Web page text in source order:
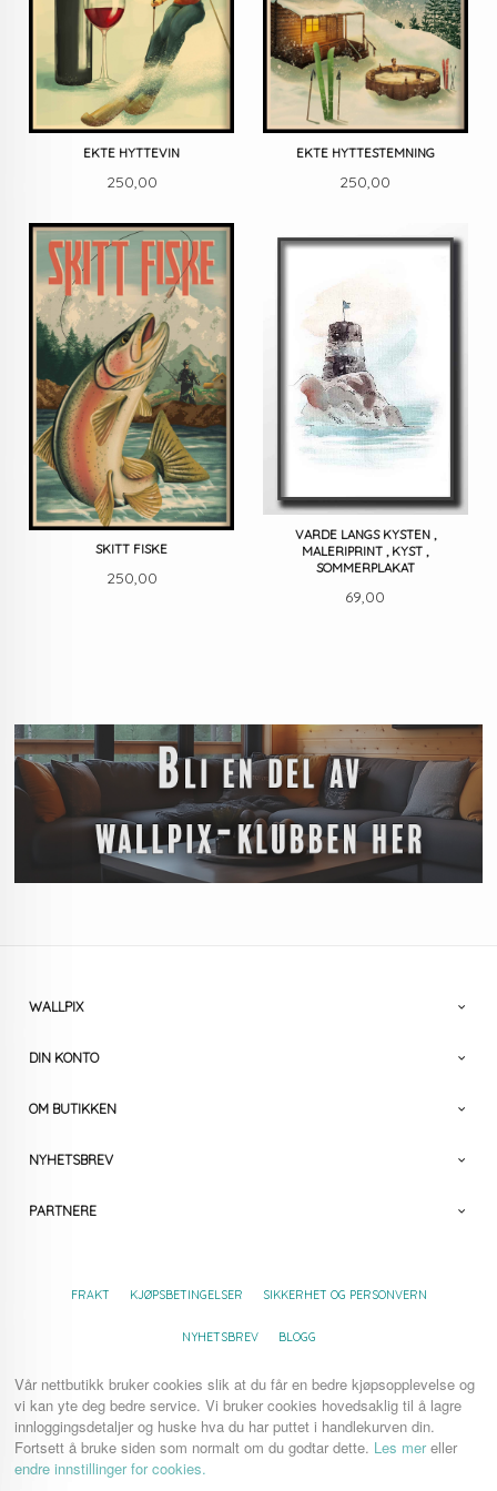
EKTE HYTTEVIN
Pris
250,00
EKTE HYTTESTEMNING
Pris
250,00
SKITT FISKE
Pris
250,00
VARDE LANGS KYSTEN ,
MALERIPRINT , KYST ,
SOMMERPLAKAT
Pris
69,00
WALLPIX
DIN KONTO
OM BUTIKKEN
NYHETSBREV
PARTNERE
FRAKT KJØPSBETINGELSER SIKKERHET OG PERSONVERN
NYHETSBREV BLOGG
Vår nettbutikk bruker cookies slik at du får en bedre kjøpsopplevelse og
vi kan yte deg bedre service. Vi bruker cookies hovedsaklig til å lagre
innloggingsdetaljer og huske hva du har puttet i handlekurven din.
Fortsett å bruke siden som normalt om du godtar dette. Les mereller
endre innstillinger for cookies.